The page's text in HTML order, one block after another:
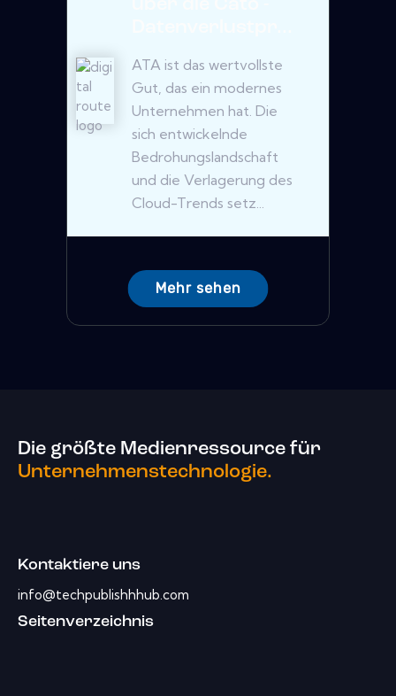
ATA ist das wertvollste
Gut, das ein modernes
Unternehmen hat. Die
sich entwickelnde
Bedrohungslandschaft
und die Verlagerung des
Cloud-Trends setz...
Mehr sehen
Die größte Medienressource für
Unternehmenstechnologie.
Kontaktiere uns
info@techpublishhhub.com
Seitenverzeichnis